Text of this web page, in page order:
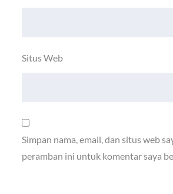
Situs Web
Simpan nama, email, dan situs web
peramban ini untuk komentar saya